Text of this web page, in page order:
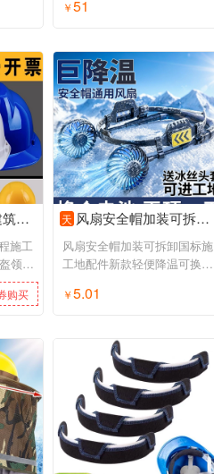
￥51
工定制
施工
领导
购买
天 风扇安全帽加装可拆卸国标施工地配件新款轻便降温可换锂电池
风扇安全帽加装可拆卸国标施
工地配件新款轻便降温可换锂
￥5.01